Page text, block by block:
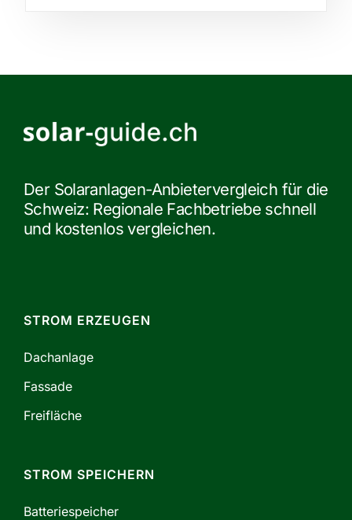
Der Solaranlagen-Anbietervergleich für die
Schweiz: Regionale Fachbetriebe schnell
und kostenlos vergleichen.
STROM ERZEUGEN
Dachanlage
Fassade
Freifläche
STROM SPEICHERN
Batteriespeicher